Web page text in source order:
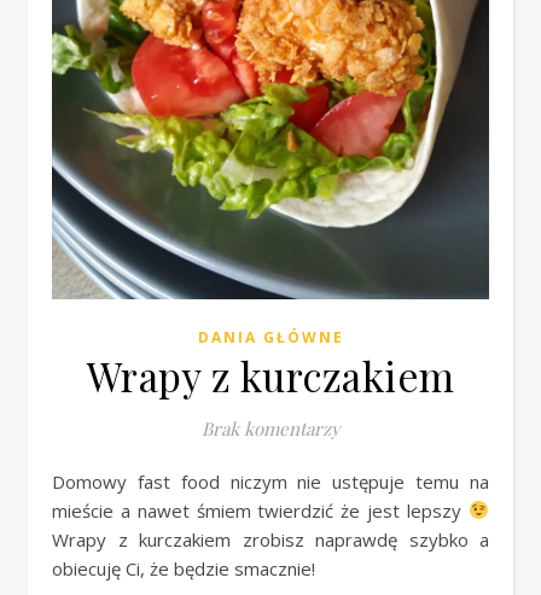
DANIA GŁÓWNE
Wrapy z kurczakiem
Brak komentarzy
Domowy fast food niczym nie ustępuje temu na
mieście a nawet śmiem twierdzić że jest lepszy
Wrapy z kurczakiem zrobisz naprawdę szybko a
obiecuję Ci, że będzie smacznie!